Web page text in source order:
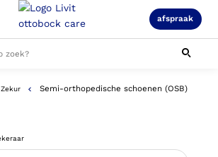
afspraak
Zekur Semi-orthopedische schoenen (OSB)